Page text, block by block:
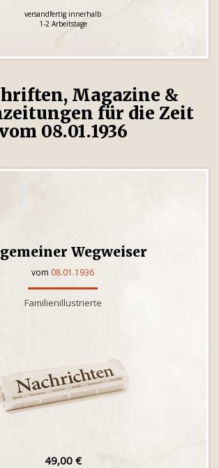
versandfertig innerhalb
1-2 Arbeitstage
Magazine &
für die Zeit
08.01.1936
Wegweiser
vom 08.01.1936
Familienillustrierte
49,00 €